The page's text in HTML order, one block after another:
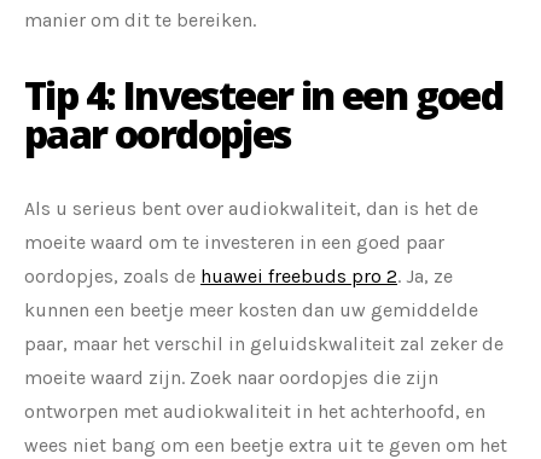
manier om dit te bereiken.
Tip 4: Investeer in een goed
paar oordopjes
Als u serieus bent over audiokwaliteit, dan is het de
moeite waard om te investeren in een goed paar
oordopjes, zoals de huawei freebuds pro 2. Ja, ze
kunnen een beetje meer kosten dan uw gemiddelde
paar, maar het verschil in geluidskwaliteit zal zeker de
moeite waard zijn. Zoek naar oordopjes die zijn
ontworpen met audiokwaliteit in het achterhoofd, en
wees niet bang om een beetje extra uit te geven om het